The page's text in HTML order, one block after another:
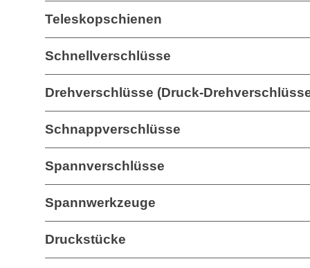
Teleskopschienen
Schnellverschlüsse
Drehverschlüsse (Druck-
Schnappverschlüsse
Spannverschlüsse
Spannwerkzeuge
Druckstücke